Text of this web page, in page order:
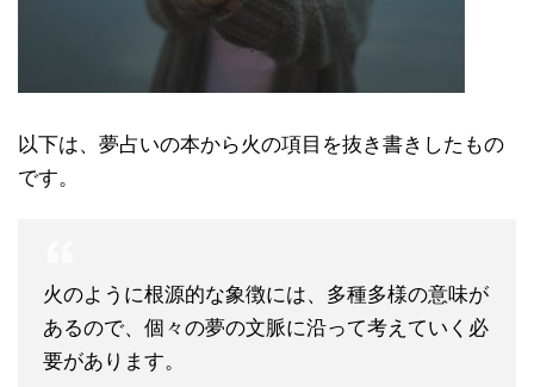
以下は、夢占いの本から火の項目を抜き書きしたもの
です。
火のように根源的な象徴には、多種多様の意味が
あるので、個々の夢の文脈に沿って考えていく必
要があります。